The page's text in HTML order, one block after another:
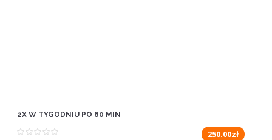
2X W TYGODNIU PO 60 MIN
250.00zł